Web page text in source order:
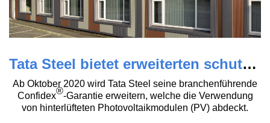
Tata Steel bietet erweiterten schutz mit Confidex® update
Ab Oktober 2020 wird Tata Steel seine branchenführende
Confidex®-Garantie erweitern, welche die Verwendung
von hinterlüfteten Photovoltaikmodulen (PV) abdeckt.